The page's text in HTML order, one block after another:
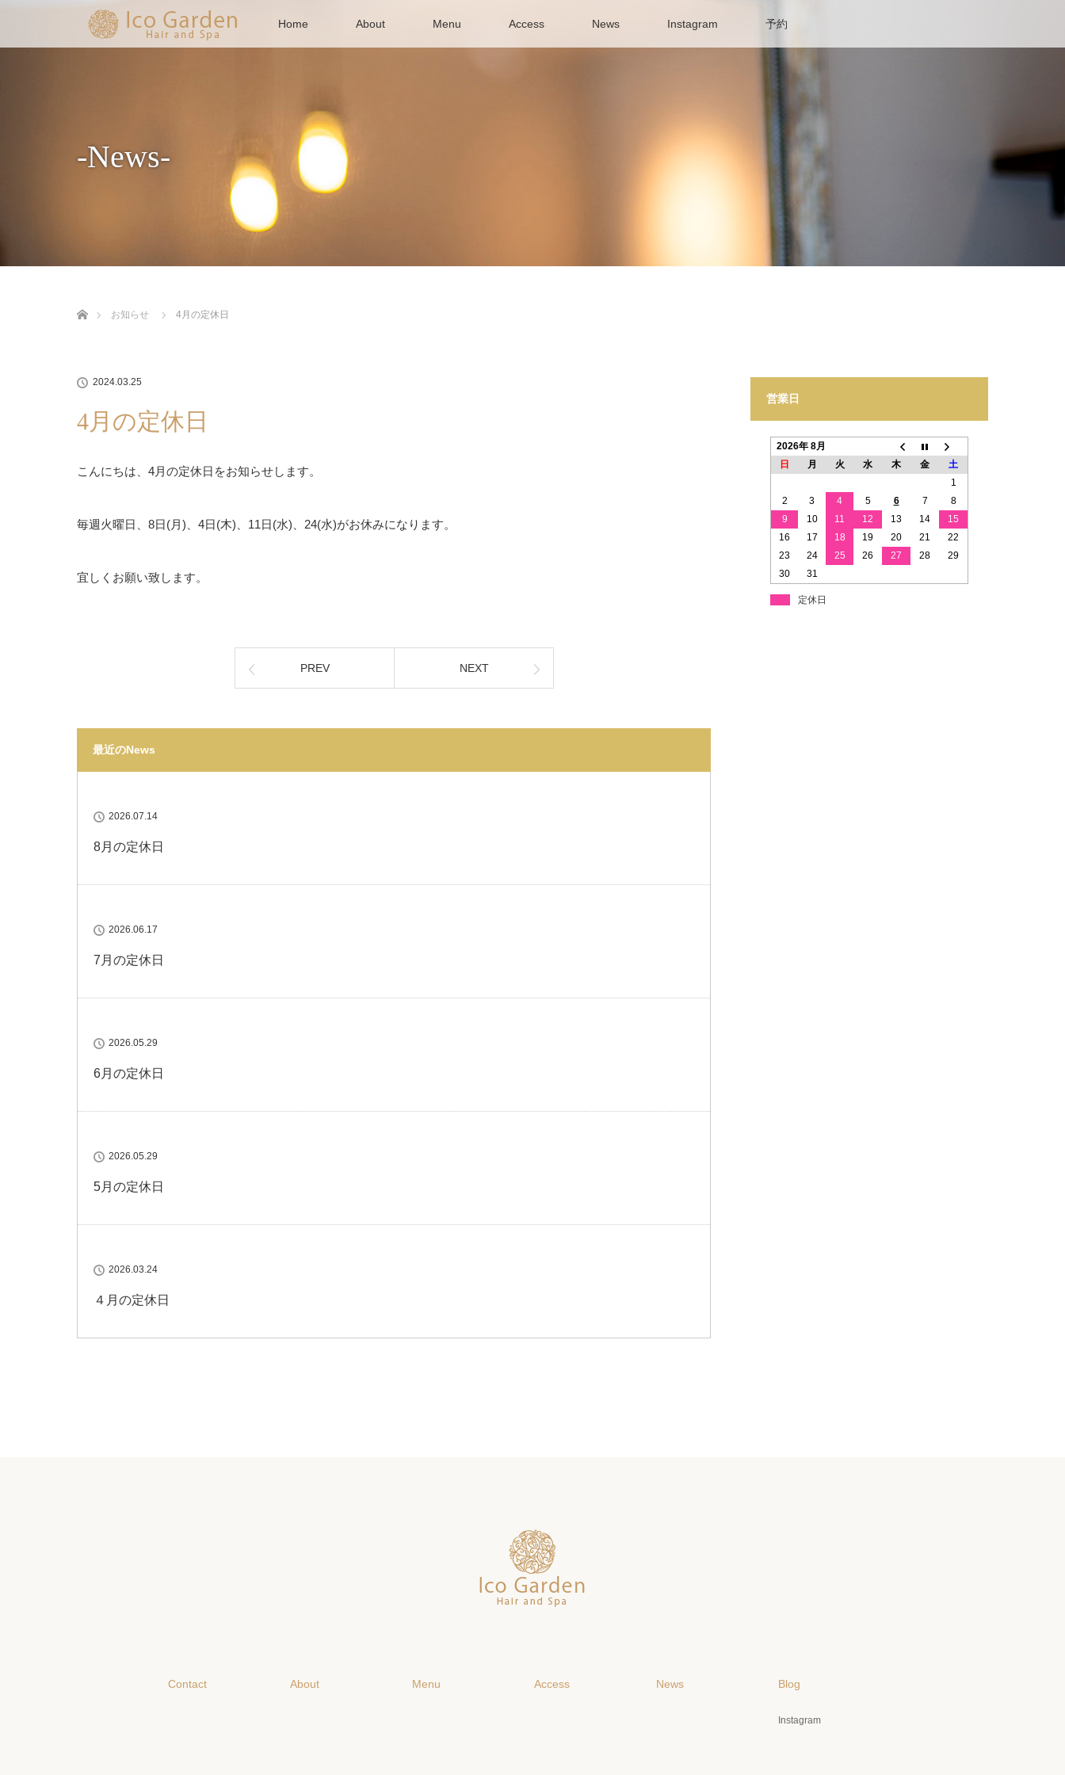
Home About Menu Access News Instagram 予約
-News-
お知らせ
4月の定休日
2024.03.25
4月の定休日
こんにちは、4月の定休日をお知らせします。
毎週火曜日、8日(月)、4日(木)、11日(水)、24(水)がお休みになります。
宜しくお願い致します。
PREV NEXT
最近のNews
2026.07.14
8月の定休日
2026.06.17
7月の定休日
2026.05.29
6月の定休日
2026.05.29
5月の定休日
2026.03.24
４月の定休日
営業日
2026年 8月
日
月 火 水 木 金
土
1
2
3 4 5 6 7
8
9
10 11 12 13 14
15
16
17 18 19 20 21
22
23
24 25 26 27 28
29
30
31
定休日
Contact About Menu Access News Blog
Instagram